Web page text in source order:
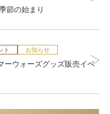
節の始まり
ト お知らせ
ーウォーズグッズ販売イベ